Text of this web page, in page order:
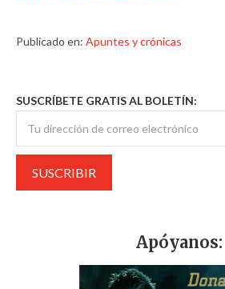
Publicado en: Apuntes y crónicas
SUSCRÍBETE GRATIS AL BOLETÍN:
Apóyanos: